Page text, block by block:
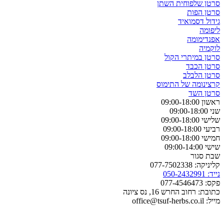
סרטן שלפוחית השתן
סרטן הפות
גידול דסמואיד
ליפומה
אפנדימומה
לוקמיה
סרטן במיתרי הקול
סרטן הכבד
סרטן הלבלב
קרצינומה של התימוס
סרטן השד
ראשון 09:00-18:00
שני 09:00-18:00
שלישי 09:00-18:00
רביעי 09:00-18:00
חמישי 09:00-18:00
שישי 09:00-14:00
שבת סגור
קליניקה: 077-7502338
נייד: 050-2432991
פקס: 077-4546473
כתובת: רחוב החרש 16, נס ציונה
מייל: office@tsuf-herbs.co.il